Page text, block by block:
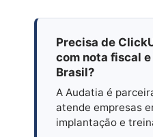
Precisa de
com nota fiscal
Brasil?
A Audatia é
atende empresas
implantação e